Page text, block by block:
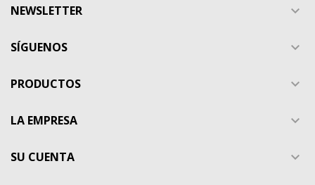
NEWSLETTER 
SÍGUENOS 
PRODUCTOS 
LA EMPRESA 
SU CUENTA 